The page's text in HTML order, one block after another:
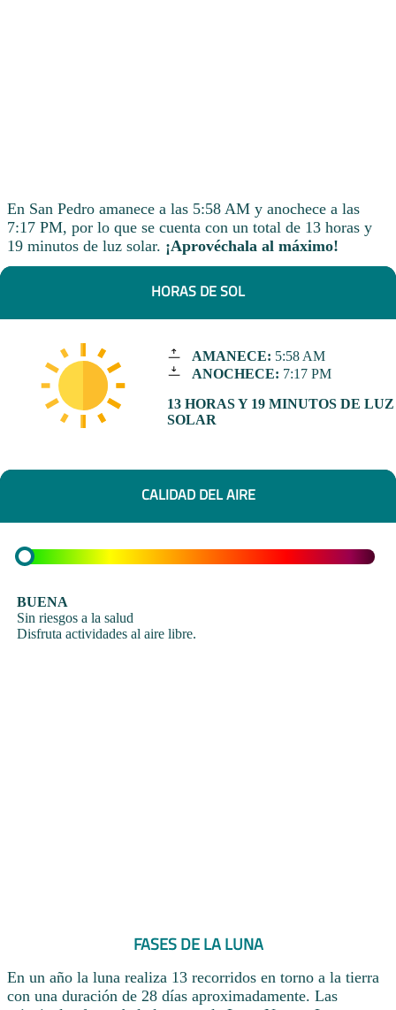
En San Pedro amanece a las 5:58 AM y anochece a las
7:17 PM, por lo que se cuenta con un total de 13 horas y
19 minutos de luz solar. ¡Aprovéchala al máximo!
HORAS DE SOL
AMANECE: 5:58 AM
ANOCHECE: 7:17 PM
13 HORAS Y 19 MINUTOS DE LUZ
SOLAR
CALIDAD DEL AIRE
BUENA
Sin riesgos a la salud
Disfruta actividades al aire libre.
FASES DE LA LUNA
En un año la luna realiza 13 recorridos en torno a la tierra
con una duración de 28 días aproximadamente. Las